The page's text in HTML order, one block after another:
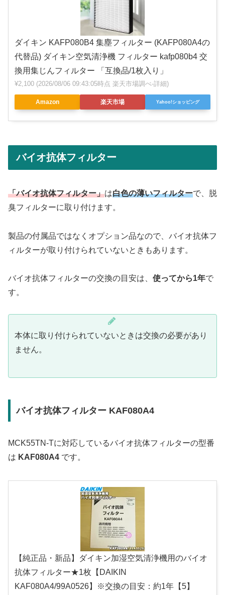
ダイキン KAFP080B4 集塵フィルター (KAFP080A4の
代替品) ダイキン空気清浄機 フィルター kafp080b4 交
換用集じんフィルター 「互換品/1枚入り」
¥2,100 (2026/08/06 09:43:05時点 楽天市場調べ-詳細)
Amazon 楽天市場 Yahoo!ショッピング
バイオ抗体フィルター
「バイオ抗体フィルター」は白色の薄いフィルターで、脱
臭フィルターに取り付けます。
製品の付属品ではなくオプション品なので、バイオ抗体フ
ィルターが取り付けられていないときもあります。
バイオ抗体フィルターの交換の目安は、 使ってから1年で
す。
本体に取り付けられていないときは交換の必要があり
ません。
バイオ抗体フィルター KAF080A4
MCK55TN-Tに対応しているバイオ抗体フィルターの型番
は KAF080A4 です。
【純正品・新品】ダイキン加湿空気清浄機用のバイオ
抗体フィルター★1枚【DAIKIN
KAF080A4/99A0526】※交換の目安：約1年【5】